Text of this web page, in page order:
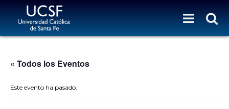
« Todos los Eventos
Este evento ha pasado.